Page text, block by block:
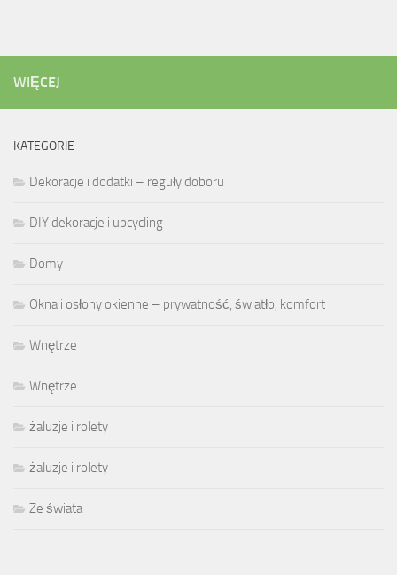
WIĘCEJ
KATEGORIE
Dekoracje i dodatki – reguły doboru
DIY dekoracje i upcycling
Domy
Okna i osłony okienne – prywatność, światło, komfort
Wnętrze
Wnętrze
żaluzje i rolety
żaluzje i rolety
Ze świata